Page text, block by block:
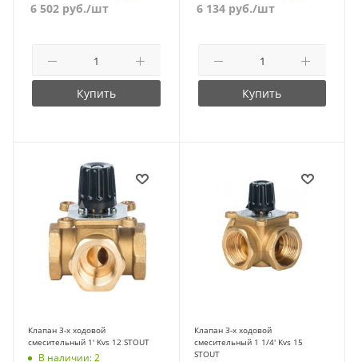
6 502 руб./шт
Купить
6 134руб./шт
Купить
Клапан 3-х ходовой
смесительный 1' Kvs 12 STOUT
В наличии: 2
Клапан 3-х ходовой
смесительный 1 1/4' Kvs 15
STOUT